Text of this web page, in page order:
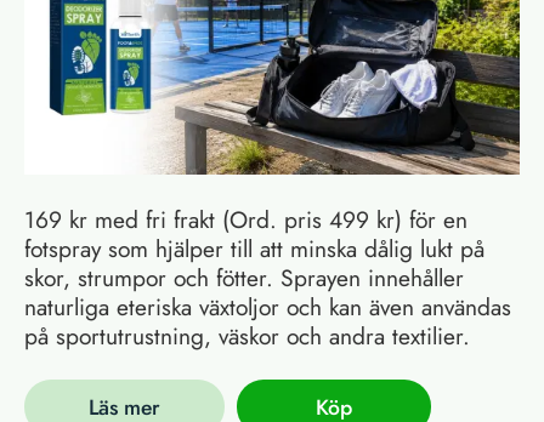
169 kr med fri frakt (Ord. pris 499 kr) för en
fotspray som hjälper till att minska dålig lukt på
skor, strumpor och fötter. Sprayen innehåller
naturliga eteriska växtoljor och kan även användas
på sportutrustning, väskor och andra textilier.
Läs mer Köp